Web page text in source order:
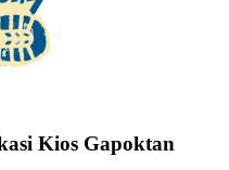
Kios Gapoktan